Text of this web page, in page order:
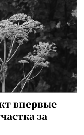
впервые
за